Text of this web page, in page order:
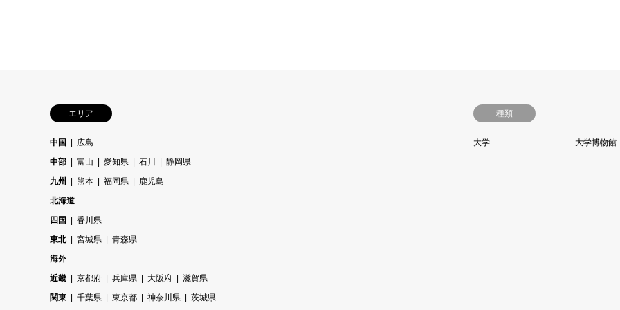
エリア
中国
広島
中部
富山 愛知県 石川
静岡県
九州
熊本 福岡県
鹿児島
北海道
四国
香川県
東北
宮城県
青森県
海外
近畿
京都府 兵庫県 大阪府
滋賀県
関東
千葉県 東京都 神奈川県 茨城県
種類
大学 大学博物館